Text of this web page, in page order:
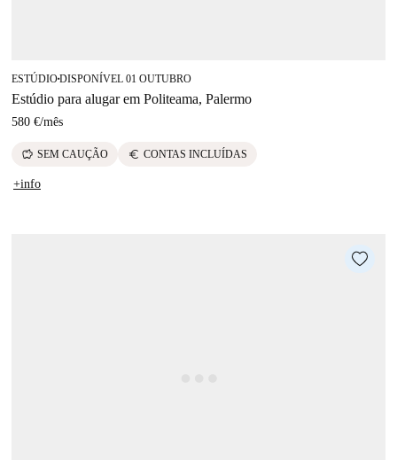
ESTÚDIO■DISPONÍVEL 01 OUTUBRO
Estúdio para alugar em Politeama, Palermo
580 €/mês
savings SEM CAUÇÃO euro CONTAS INCLUÍDAS
+info